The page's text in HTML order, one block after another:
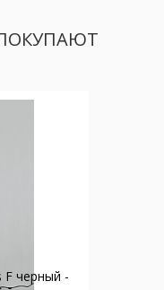
F черный -